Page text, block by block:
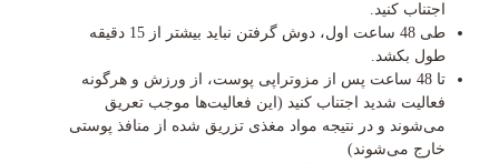
اجتناب کنید.
طی 48 ساعت اول، دوش گرفتن نباید بیشتر از 15 دقیقه
طول بکشد.
تا 48 ساعت پس از مزوتراپی پوست، از ورزش و هرگونه
فعالیت شدید اجتناب کنید (این فعالیت‌ها موجب تعریق
می‌شوند و در نتیجه مواد مغذی تزریق شده از منافذ پوستی
خارج می‌شوند)